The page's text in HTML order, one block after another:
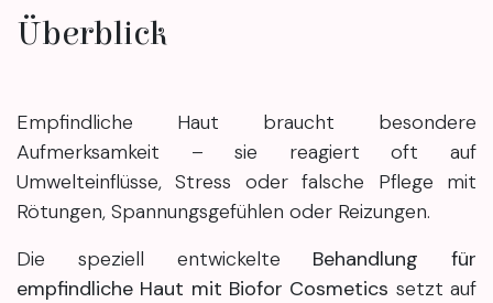
Überblick
Empfindliche Haut braucht besondere
Aufmerksamkeit – sie reagiert oft auf
Umwelteinflüsse, Stress oder falsche Pflege mit
Rötungen, Spannungsgefühlen oder Reizungen.
Die speziell entwickelte Behandlung für
empfindliche Haut mit Biofor Cosmetics setzt auf